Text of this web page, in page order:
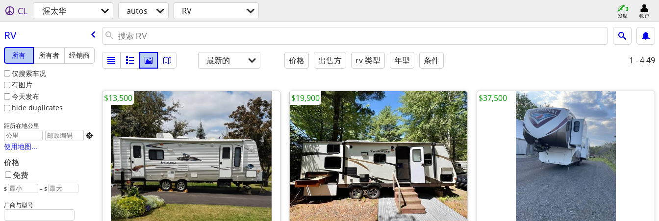
CL 渥太华 autos RV 发贴 帐户
RV
所有 所有者
经销商
仅搜索车况
有图片
今天发布
hide duplicates
距所在地公里

使用地图...
价格
免费
$ – $
厂商与型号
最新的 价格 出售方 rv 类型 年型 条件 1 - 449
$13,500 $19,900 $37,500